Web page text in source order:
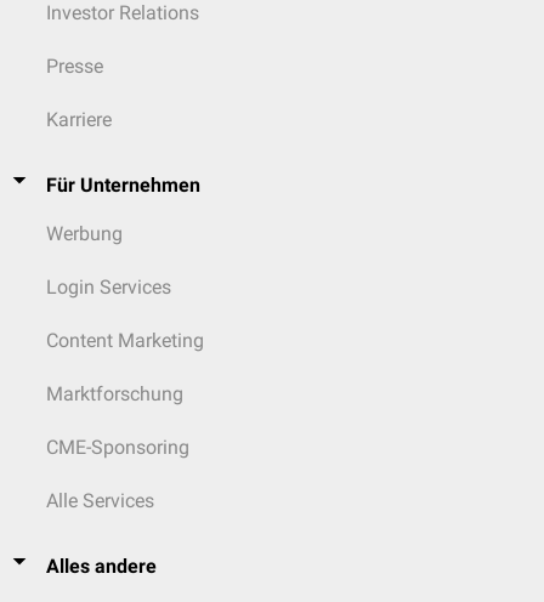
Investor Relations
Presse
Karriere
Für Unternehmen
Werbung
Login Services
Content Marketing
Marktforschung
CME-Sponsoring
Alle Services
Alles andere